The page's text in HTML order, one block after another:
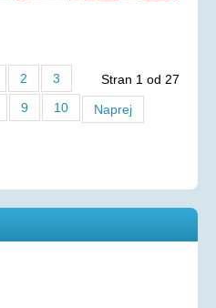
Stran 1 od 27
2
3
9 10
Naprej